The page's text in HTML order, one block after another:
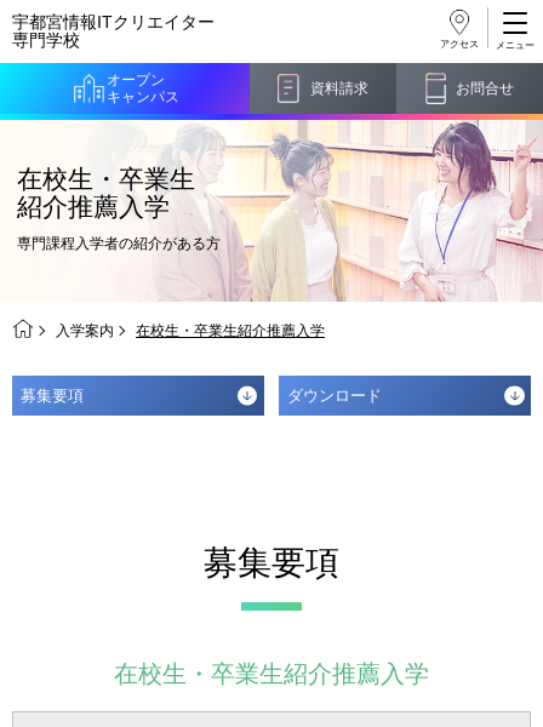
宇都宮情報ITクリエイター
専門学校
オープン
キャンパス
資料請求 お問合せ
アクセス
在校生・卒業生
紹介推薦入学
専門課程入学者の紹介がある方
入学案内 在校生・卒業生紹介推薦入学
募集要項 ダウンロード
募集要項
在校生・卒業生紹介推薦入学